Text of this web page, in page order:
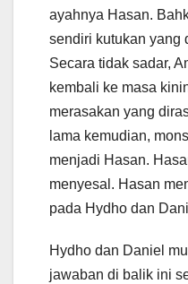
ayahnya Hasan.
sendiri kutukan yang
Secara tidak sadar,
kembali ke masa
merasakan yang
lama kemudian,
menjadi Hasan.
menyesal. Hasan
pada Hydho dan
Hydho dan Daniel
jawaban di balik ini